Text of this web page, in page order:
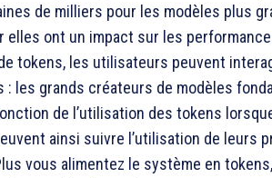
de milliers pour les modèles plus
ont un impact sur les
tokens, les utilisateurs peuvent
: les grands créateurs de modèles
de l’utilisation des tokens
ainsi suivre l’utilisation de leurs
vous alimentez le système en